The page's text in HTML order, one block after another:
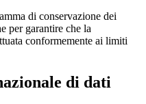
di conservazione dei
per garantire che la
conformemente ai limiti
di dati